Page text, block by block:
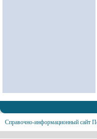
Справочно-информационный сайт